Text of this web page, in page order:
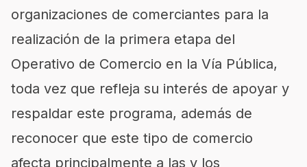
organizaciones de comerciantes para la
realización de la primera etapa del
Operativo de Comercio en la Vía Pública,
toda vez que refleja su interés de apoyar y
respaldar este programa, además de
reconocer que este tipo de comercio
afecta principalmente a las y los